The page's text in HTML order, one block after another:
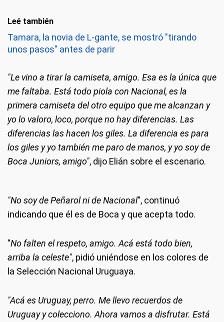
Leé también
Tamara, la novia de L-gante, se mostró "tirando
unos pasos" antes de parir
"Le vino a tirar la camiseta, amigo. Esa es la única que
me faltaba. Está todo piola con Nacional, es la
primera camiseta del otro equipo que me alcanzan y
yo lo valoro, loco, porque no hay diferencias. Las
diferencias las hacen los giles. La diferencia es para
los giles y yo también me paro de manos, y yo soy de
Boca Juniors, amigo", dijo Elián sobre el escenario.
"No soy de Peñarol ni de Nacional", continuó
indicando que él es de Boca y que acepta todo.
"No falten el respeto, amigo. Acá está todo bien,
arriba la celeste", pidió uniéndose en los colores de
la Selección Nacional Uruguaya.
"Acá es Uruguay, perro. Me llevo recuerdos de
Uruguay y colecciono. Ahora vamos a disfrutar. Está